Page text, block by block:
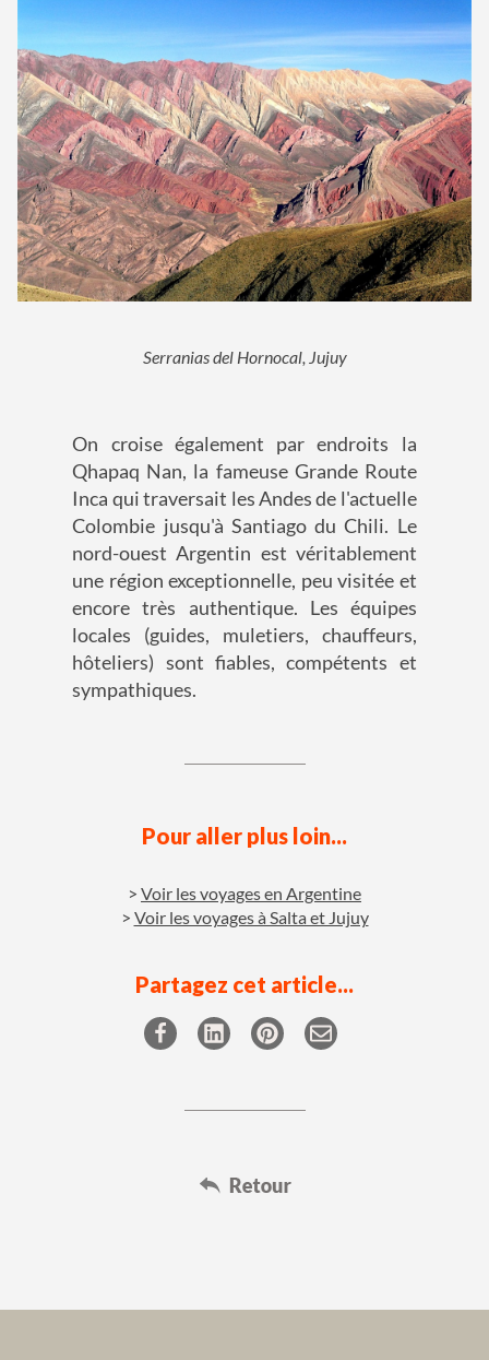
Serranias del Hornocal, Jujuy
On croise également par endroits la
Qhapaq Nan, la fameuse Grande Route
Inca qui traversait les Andes de l'actuelle
Colombie jusqu'à Santiago du Chili. Le
nord-ouest Argentin est véritablement
une région exceptionnelle, peu visitée et
encore très authentique. Les équipes
locales (guides, muletiers, chauffeurs,
hôteliers) sont fiables, compétents et
sympathiques.
Pour aller plus loin...
Voir les voyages en Argentine
Voir les voyages à Salta et Jujuy
Partagez cet article...